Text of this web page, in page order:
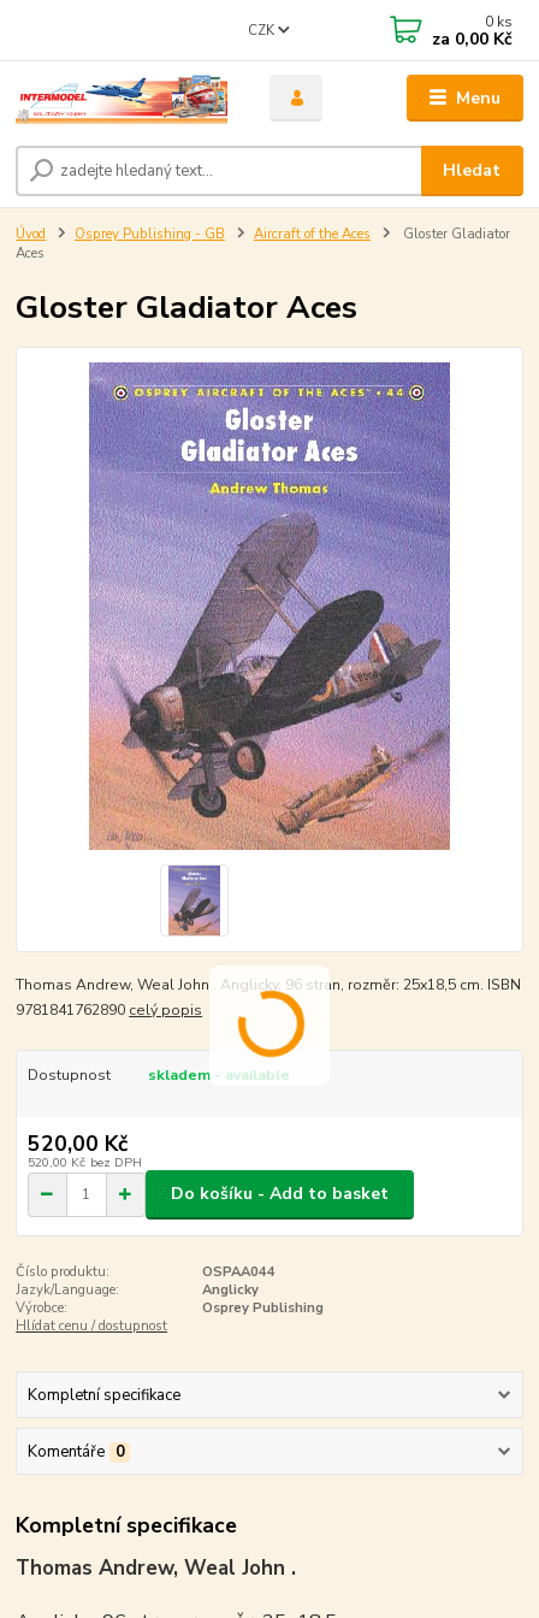
Menu
CZK
Hledat
0 ks
za 0,00 Kč
Úvod Osprey Publishing - GB Aircraft of the Aces
Gloster Gladiator
Aces
Gloster Gladiator Aces
Thomas Andrew, Weal John . Anglicky, 96 stran, rozměr: 25x18,5 cm. ISBN
9781841762890 celý popis
Dostupnost skladem - available
520,00 Kč
520,00 Kč bez DPH
Do košíku - Add to basket
Číslo produktu:
OSPAA044
Jazyk/Language:
Anglicky
Výrobce:
Osprey Publishing
Hlídat cenu / dostupnost
Kompletní specifikace
Komentáře 0
Kompletní specifikace
Thomas Andrew, Weal John .